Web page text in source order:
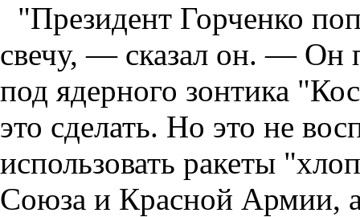
"Президент Горченко
свечу, — сказал он. — Он
под ядерного зонтика
это сделать. Но это не
использовать ракеты
Союза и Красной Армии,